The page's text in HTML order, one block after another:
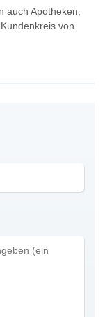
auch Apotheken,
von